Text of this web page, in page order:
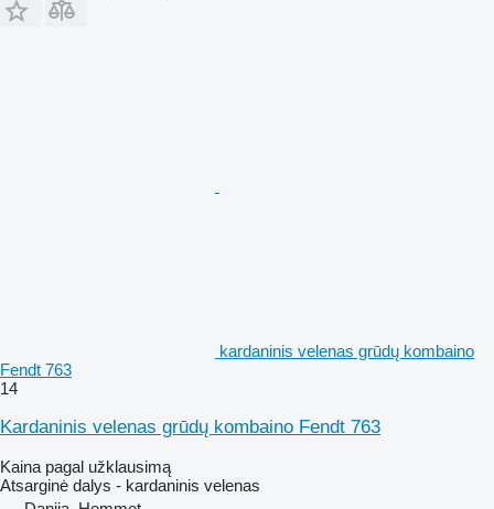
kardaninis velenas grūdų kombaino
Fendt 763
14
Kardaninis velenas grūdų kombaino Fendt 763
Kaina pagal užklausimą
Atsarginė dalys - kardaninis velenas